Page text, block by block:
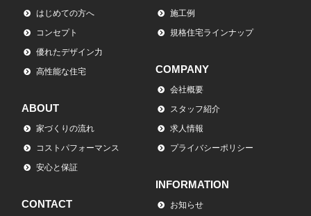
はじめての方へ
コンセプト
優れたデザイン力
高性能な住宅
ABOUT
家づくりの流れ
コストパフォーマンス
安心と保証
CONTACT
施工例
規格住宅ラインナップ
COMPANY
会社概要
スタッフ紹介
求人情報
プライバシーポリシー
INFORMATION
お知らせ